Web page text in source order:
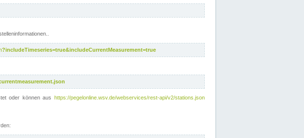
?includeTimeseries=true&includeCurrentMeasurement=true
oder können aushttps://pegelonline.wsv.de/webservices/rest-api/v2/stations.json